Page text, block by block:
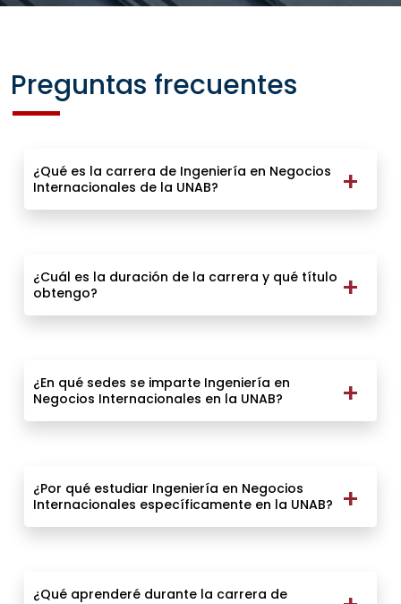
Preguntas frecuentes
¿Qué es la carrera de Ingeniería en Negocios
Internacionales de la UNAB?
¿Cuál es la duración de la carrera y qué título
obtengo?
¿En qué sedes se imparte Ingeniería en
Negocios Internacionales en la UNAB?
¿Por qué estudiar Ingeniería en Negocios
Internacionales específicamente en la UNAB?
¿Qué aprenderé durante la carrera de